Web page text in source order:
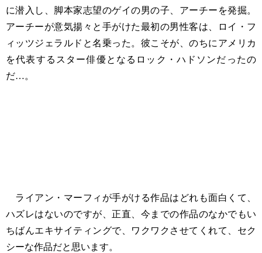
に潜入し、脚本家志望のゲイの男の子、アーチーを発掘。
アーチーが意気揚々と手がけた最初の男性客は、ロイ・フ
ィッツジェラルドと名乗った。彼こそが、のちにアメリカ
を代表するスター俳優となるロック・ハドソンだったの
だ…。
ライアン・マーフィが手がける作品はどれも面白くて、
ハズレはないのですが、正直、今までの作品のなかでもい
ちばんエキサイティングで、ワクワクさせてくれて、セク
シーな作品だと思います。